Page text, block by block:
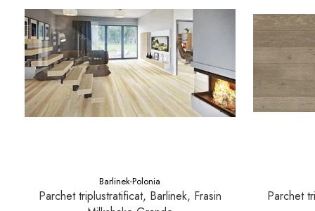
Rezervoare aparente
Cadre incastrate
Clapete de actionare
Cabine de dus
Paravane de dus Walk
Cabine simple de dus
Mobilier baie
Barlinek-Polonia
Parchet triplustratificat, Barlinek, Frasin
Parchet